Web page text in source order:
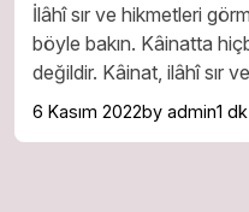
İlâhî sır ve hikmetleri
böyle bakın. Kâinatta
değildir. Kâinat, ilâhî sır
6 Kasım 2022by admin1